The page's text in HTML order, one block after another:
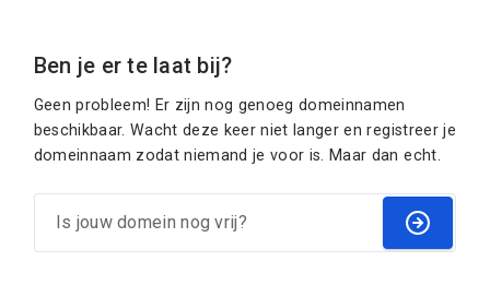
Ben je er te laat bij?
Geen probleem! Er zijn nog genoeg domeinnamen
beschikbaar. Wacht deze keer niet langer en registreer je
domeinnaam zodat niemand je voor is. Maar dan echt.